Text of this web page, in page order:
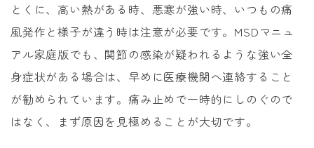
とくに、高い熱がある時、悪寒が強い時、いつもの痛
風発作と様子が違う時は注意が必要です。MSDマニュ
アル家庭版でも、関節の感染が疑われるような強い全
身症状がある場合は、早めに医療機関へ連絡すること
が勧められています。痛み止めで一時的にしのぐので
はなく、まず原因を見極めることが大切です。